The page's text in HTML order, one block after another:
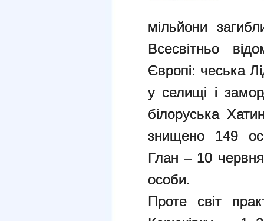
мільйони
Всесвітньо
Європі: чеська
у селищі і
білоруська
знищено 149
Глан – 10
особи.
Проте світ